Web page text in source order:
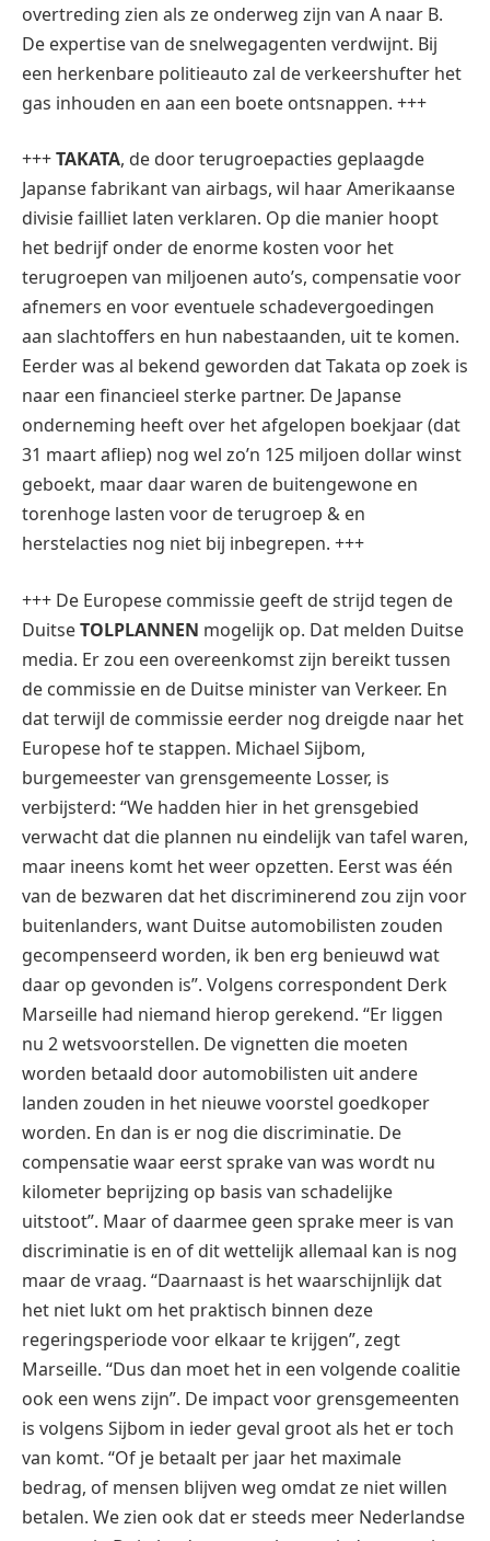
overtreding zien als ze onderweg zijn van A naar B.
De expertise van de snelwegagenten verdwijnt. Bij
een herkenbare politieauto zal de verkeershufter het
gas inhouden en aan een boete ontsnappen. +++
+++TAKATA, de door terugroepacties geplaagde
Japanse fabrikant van airbags, wil haar Amerikaanse
divisie failliet laten verklaren. Op die manier hoopt
het bedrijf onder de enorme kosten voor het
terugroepen van miljoenen auto’s, compensatie voor
afnemers en voor eventuele schadevergoedingen
aan slachtoffers en hun nabestaanden, uit te komen.
Eerder was al bekend geworden dat Takata op zoek is
naar een financieel sterke partner. De Japanse
onderneming heeft over het afgelopen boekjaar (dat
31 maart afliep) nog wel zo’n 125 miljoen dollar winst
geboekt, maar daar waren de buitengewone en
torenhoge lasten voor de terugroep & en
herstelacties nog niet bij inbegrepen. +++
+++ De Europese commissie geeft de strijd tegen de
DuitseTOLPLANNEN mogelijk op. Dat melden Duitse
media. Er zou een overeenkomst zijn bereikt tussen
de commissie en de Duitse minister van Verkeer. En
dat terwijl de commissie eerder nog dreigde naar het
Europese hof te stappen. Michael Sijbom,
burgemeester van grensgemeente Losser, is
verbijsterd: “We hadden hier in het grensgebied
verwacht dat die plannen nu eindelijk van tafel waren,
maar ineens komt het weer opzetten. Eerst was één
van de bezwaren dat het discriminerend zou zijn voor
buitenlanders, want Duitse automobilisten zouden
gecompenseerd worden, ik ben erg benieuwd wat
daar op gevonden is”. Volgens correspondent Derk
Marseille had niemand hierop gerekend. “Er liggen
nu 2 wetsvoorstellen. De vignetten die moeten
worden betaald door automobilisten uit andere
landen zouden in het nieuwe voorstel goedkoper
worden. En dan is er nog die discriminatie. De
compensatie waar eerst sprake van was wordt nu
kilometer beprijzing op basis van schadelijke
uitstoot”. Maar of daarmee geen sprake meer is van
discriminatie is en of dit wettelijk allemaal kan is nog
maar de vraag. “Daarnaast is het waarschijnlijk dat
het niet lukt om het praktisch binnen deze
regeringsperiode voor elkaar te krijgen”, zegt
Marseille. “Dus dan moet het in een volgende coalitie
ook een wens zijn”. De impact voor grensgemeenten
is volgens Sijbom in ieder geval groot als het er toch
van komt. “Of je betaalt per jaar het maximale
bedrag, of mensen blijven weg omdat ze niet willen
betalen. We zien ook dat er steeds meer Nederlandse